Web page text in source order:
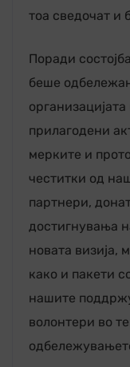
тоа сведочат и
Поради
беше
прилагодени
мерките и
честитки од
партнери,
достигнувања
новата визија,
како и пакети
нашите
волонтери во